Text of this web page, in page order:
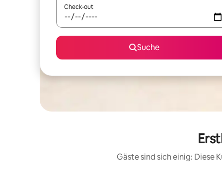
Check-out
Suche
Gäste sind sich einig: Diese